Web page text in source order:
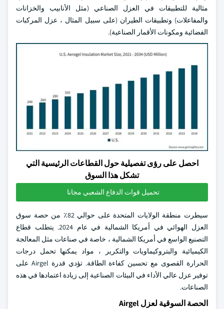
مثالية للتطبيقات في العزل الصناعي (مثل الأنابيب والخزانات
والمفاعلات) وتطبيقات الطيران (على سبيل المثال ، عزل المركبات
الفضائية ومكونات الأقمار الصناعية).
احصل على رؤى تفصيلية حول القطاعات الرئيسية التي
تشكل هذا السوق
تحميل قوات الدفاع الشعبي مجانا
سيطرت منطقة الولايات المتحدة على حوالي 82٪ من حصة سوق
العزل الهوائي في أمريكا الشمالية في عام 2024. يتطلب قطاع
التصنيع الواسع في أمريكا الشمالية ، خاصة في صناعات مثل المعالجة
الكيميائية والبتروكيماويات والتكرير ، مواد يمكنها تحمل درجات
الحرارة القصوى مع تحسين كفاءة الطاقة. تؤدي قدرة Airgel على
توفير عزل عالي الأداء في البيئات الصناعية إلى زيادة اعتمادها في هذه
الصناعات.
الحصة السوقية لعزل Airgel